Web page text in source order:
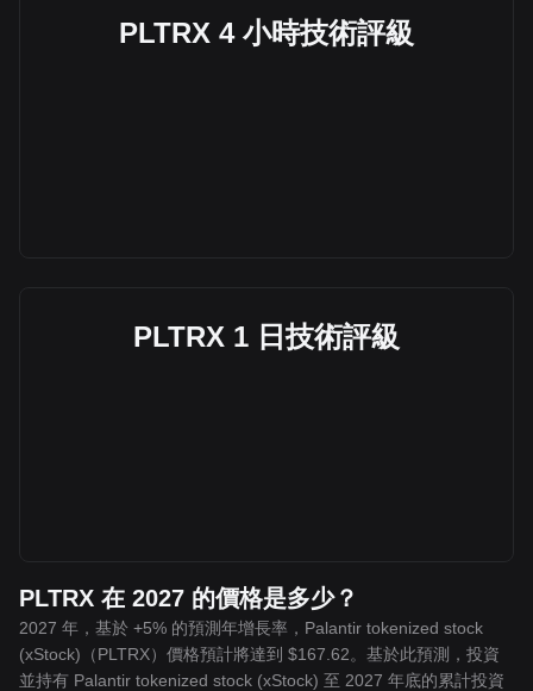
PLTRX 4 小時技術評級
PLTRX 1 日技術評級
PLTRX 在 2027 的價格是多少？
2027 年，基於 +5% 的預測年增長率，Palantir tokenized stock
(xStock)（PLTRX）價格預計將達到 $167.62。基於此預測，投資
並持有 Palantir tokenized stock (xStock) 至 2027 年底的累計投資